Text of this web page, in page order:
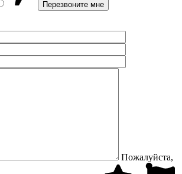
Пожалуйста,